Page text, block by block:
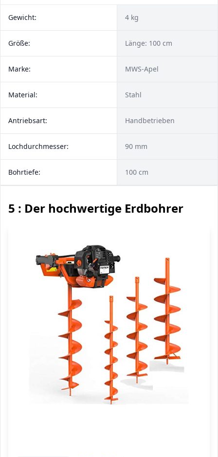
Gewicht: 4 kg
Größe: Länge: 100 cm
Marke: MWS-Apel
Material: Stahl
Antriebsart: Handbetrieben
Lochdurchmesser: 90 mm
Bohrtiefe: 100 cm
5 : Der hochwertige Erdbohrer